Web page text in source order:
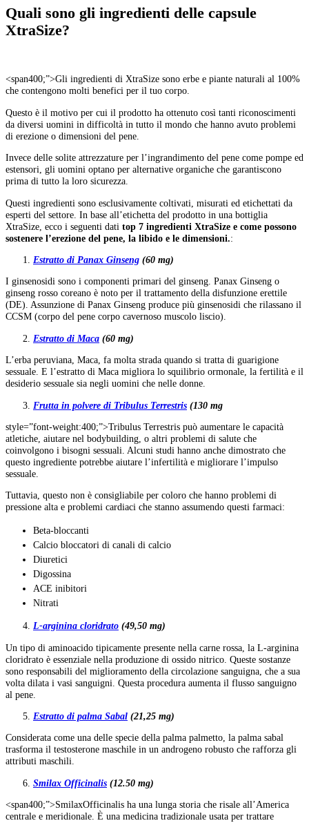
Quali sono gli ingredienti delle capsule
XtraSize?
<span400;”>Gli ingredienti di XtraSize sono erbe e piante naturali al 100%
che contengono molti benefici per il tuo corpo.
Questo è il motivo per cui il prodotto ha ottenuto così tanti riconoscimenti
da diversi uomini in difficoltà in tutto il mondo che hanno avuto problemi
di erezione o dimensioni del pene.
Invece delle solite attrezzature per l’ingrandimento del pene come pompe ed
estensori, gli uomini optano per alternative organiche che garantiscono
prima di tutto la loro sicurezza.
Questi ingredienti sono esclusivamente coltivati, misurati ed etichettati da
esperti del settore. In base all’etichetta del prodotto in una bottiglia
XtraSize, ecco i seguenti dati top 7 ingredienti XtraSize e come possono
sostenere l’erezione del pene, la libido e le dimensioni.:
Estratto di Panax Ginseng (60 mg)
I ginsenosidi sono i componenti primari del ginseng. Panax Ginseng o
ginseng rosso coreano è noto per il trattamento della disfunzione erettile
(DE). Assunzione di Panax Ginseng produce più ginsenosidi che rilassano il
CCSM (corpo del pene corpo cavernoso muscolo liscio).
Estratto di Maca (60 mg)
L’erba peruviana, Maca, fa molta strada quando si tratta di guarigione
sessuale. E l’estratto di Maca migliora lo squilibrio ormonale, la fertilità e il
desiderio sessuale sia negli uomini che nelle donne.
Frutta in polvere di Tribulus Terrestris (130 mg
style=”font-weight:400;”>Tribulus Terrestris può aumentare le capacità
atletiche, aiutare nel bodybuilding, o altri problemi di salute che
coinvolgono i bisogni sessuali. Alcuni studi hanno anche dimostrato che
questo ingrediente potrebbe aiutare l’infertilità e migliorare l’impulso
sessuale.
Tuttavia, questo non è consigliabile per coloro che hanno problemi di
pressione alta e problemi cardiaci che stanno assumendo questi farmaci:
Beta-bloccanti
Calcio bloccatori di canali di calcio
Diuretici
Digossina
ACE inibitori
Nitrati
L-arginina cloridrato (49,50 mg)
Un tipo di aminoacido tipicamente presente nella carne rossa, la L-arginina
cloridrato è essenziale nella produzione di ossido nitrico. Queste sostanze
sono responsabili del miglioramento della circolazione sanguigna, che a sua
volta dilata i vasi sanguigni. Questa procedura aumenta il flusso sanguigno
al pene.
Estratto di palma Sabal (21,25 mg)
Considerata come una delle specie della palma palmetto, la palma sabal
trasforma il testosterone maschile in un androgeno robusto che rafforza gli
attributi maschili.
Smilax Officinalis (12.50 mg)
<span400;”>SmilaxOfficinalis ha una lunga storia che risale all’America
centrale e meridionale. È una medicina tradizionale usata per trattare